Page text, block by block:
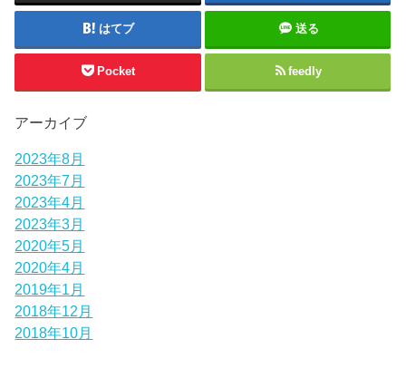
はてブ 送る
Pocket feedly
アーカイブ
2023年8月
2023年7月
2023年4月
2023年3月
2020年5月
2020年4月
2019年1月
2018年12月
2018年10月